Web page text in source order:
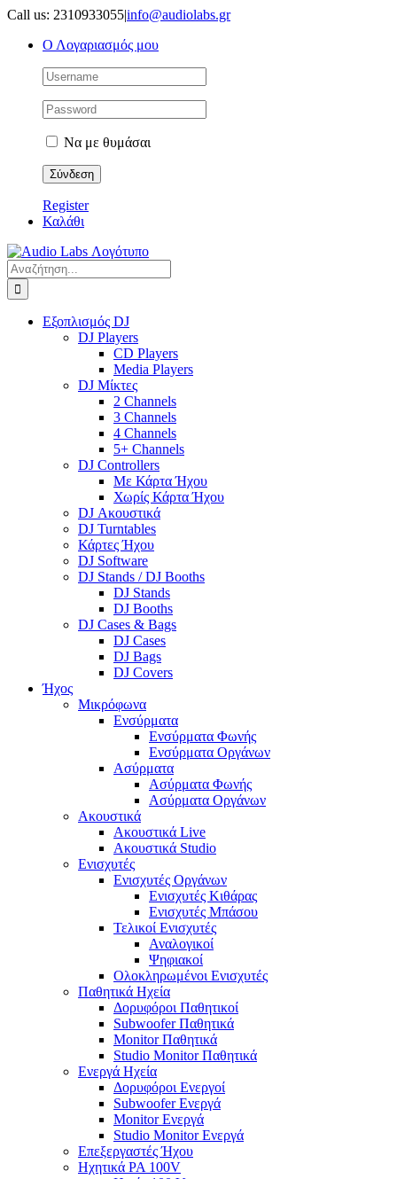
Μετάβαση
περιεχόμενο
Call us: 2310933055|info@audiolabs.gr
Ο Λογαριασμός μου
Να με θυμάσαι
Register
Καλάθι
Αναζήτηση
για:
Εξοπλισμός DJ
DJ Players
CD Players
Media Players
DJ Μίκτες
2 Channels
3 Channels
4 Channels
5+ Channels
DJ Controllers
Με Κάρτα Ήχου
Χωρίς Κάρτα Ήχου
DJ Ακουστικά
DJ Turntables
Κάρτες Ήχου
DJ Software
DJ Stands / DJ Booths
DJ Stands
DJ Booths
DJ Cases & Bags
DJ Cases
DJ Bags
DJ Covers
Ήχος
Μικρόφωνα
Ενσύρματα
Ενσύρματα Φωνής
Ενσύρματα Οργάνων
Ασύρματα
Ασύρματα Φωνής
Ασύρματα Οργάνων
Ακουστικά
Ακουστικά Live
Ακουστικά Studio
Ενισχυτές
Ενισχυτές Οργάνων
Ενισχυτές Κιθάρας
Ενισχυτές Μπάσου
Τελικοί Ενισχυτές
Αναλογικοί
Ψηφιακοί
Ολοκληρωμένοι Ενισχυτές
Παθητικά Ηχεία
Δορυφόροι Παθητικοί
Subwoofer Παθητικά
Monitor Παθητικά
Studio Monitor Παθητικά
Ενεργά Ηχεία
Δορυφόροι Ενεργοί
Subwoofer Ενεργά
Monitor Ενεργά
Studio Monitor Ενεργά
Επεξεργαστές Ήχου
Ηχητικά PA 100V